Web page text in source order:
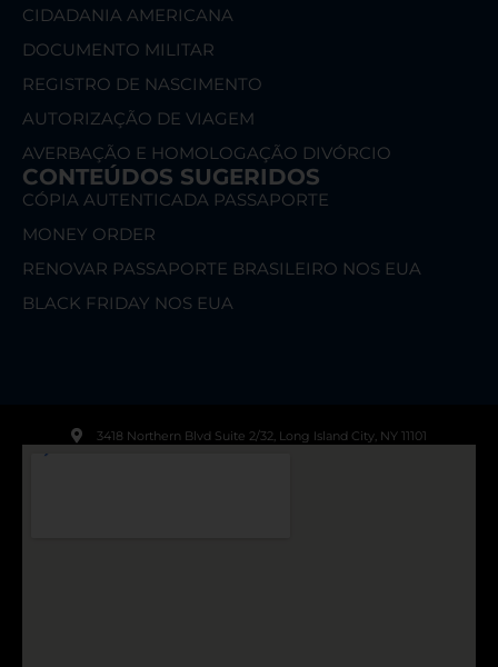
CIDADANIA AMERICANA
DOCUMENTO MILITAR
REGISTRO DE NASCIMENTO
AUTORIZAÇÃO DE VIAGEM
AVERBAÇÃO E HOMOLOGAÇÃO DIVÓRCIO
CONTEÚDOS SUGERIDOS
CÓPIA AUTENTICADA PASSAPORTE
MONEY ORDER
RENOVAR PASSAPORTE BRASILEIRO NOS EUA
BLACK FRIDAY NOS EUA
3418 Northern Blvd Suite 2/32, Long Island City, NY 11101